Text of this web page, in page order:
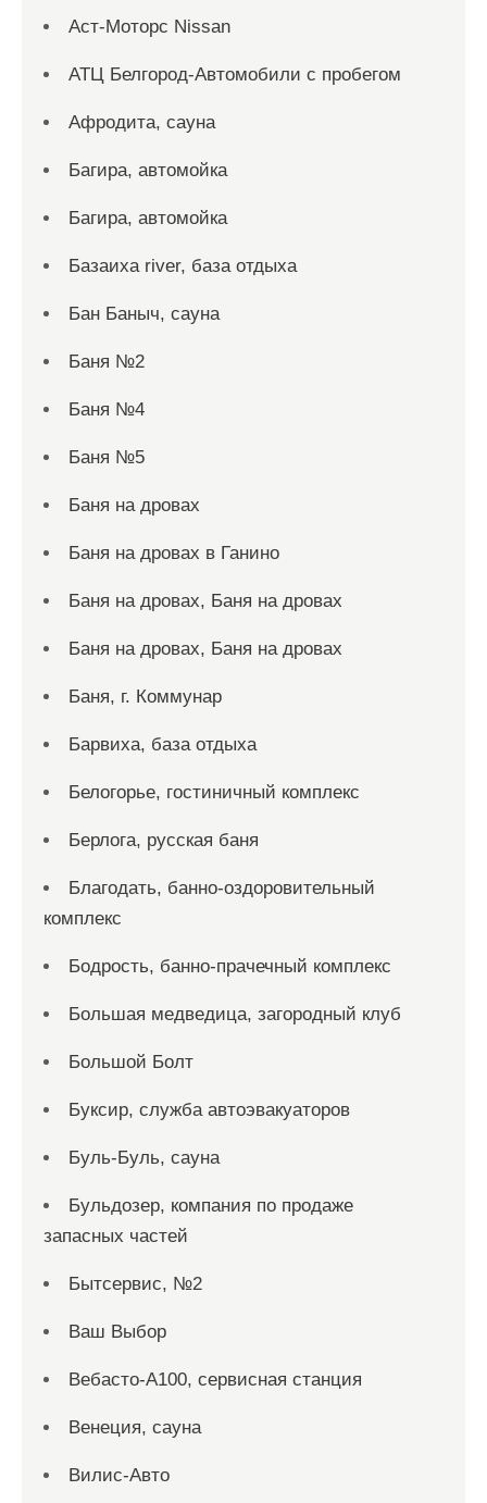
Аст-Моторс Nissan
АТЦ Белгород-Автомобили с пробегом
Афродита, сауна
Багира, автомойка
Багира, автомойка
Базаиха river, база отдыха
Бан Баныч, сауна
Баня №2
Баня №4
Баня №5
Баня на дровах
Баня на дровах в Ганино
Баня на дровах, Баня на дровах
Баня на дровах, Баня на дровах
Баня, г. Коммунар
Барвиха, база отдыха
Белогорье, гостиничный комплекс
Берлога, русская баня
Благодать, банно-оздоровительный
комплекс
Бодрость, банно-прачечный комплекс
Большая медведица, загородный клуб
Большой Болт
Буксир, служба автоэвакуаторов
Буль-Буль, сауна
Бульдозер, компания по продаже
запасных частей
Бытсервис, №2
Ваш Выбор
Вебасто-А100, сервисная станция
Венеция, сауна
Вилис-Авто